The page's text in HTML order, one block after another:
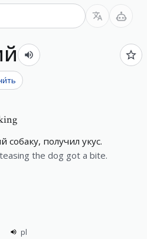
получил укус.
the dog got a bite.
pl